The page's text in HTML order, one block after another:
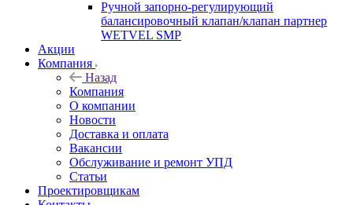
Ручной запорно-регулирующий
балансировочный клапан/клапан партнер
WETVEL SMP
Акции
Компания
Назад
Компания
О компании
Новости
Доставка и оплата
Вакансии
Обслуживание и ремонт УПД
Статьи
Проектировщикам